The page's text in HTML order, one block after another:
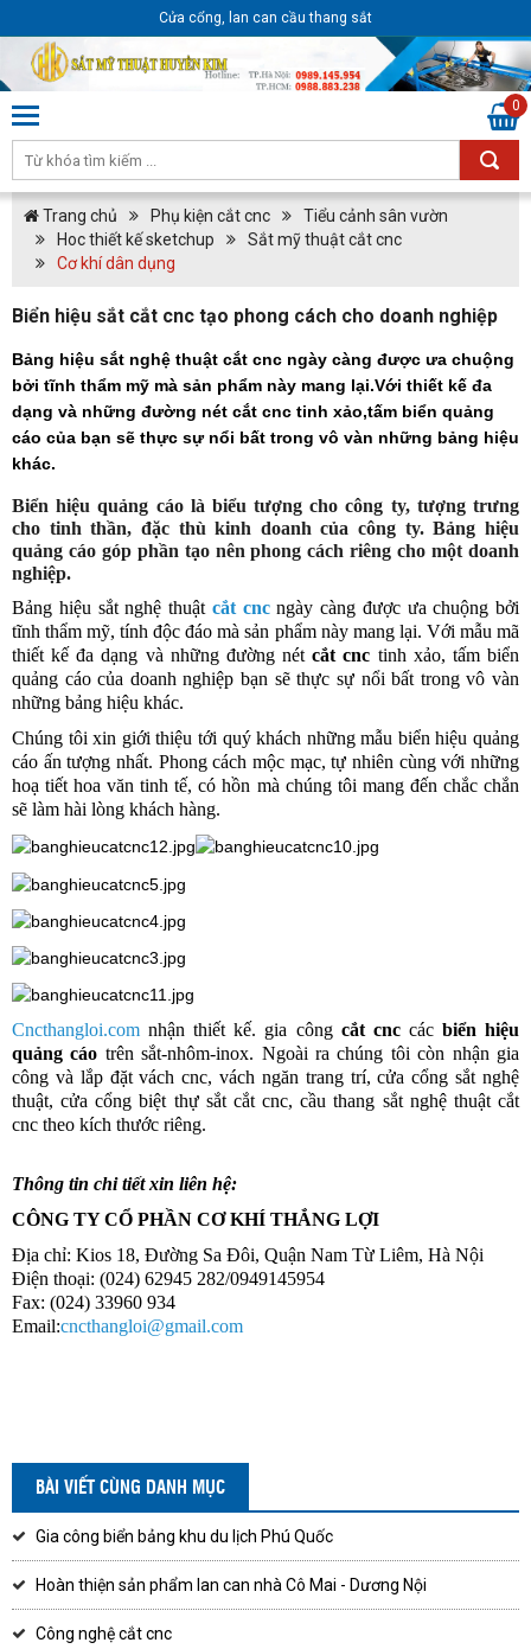
Cửa cổng, lan can cầu thang sắt
0
Trang chủ Phụ kiện cắt cnc
Tiểu cảnh sân vườn
Hoc thiết kế sketchup
Sắt mỹ thuật cắt cnc
Cơ khí dân dụng
Biển hiệu sắt cắt cnc tạo phong cách cho doanh nghiệp
Bảng hiệu sắt nghệ thuật cắt cnc ngày càng được ưa chuộng
bởi tĩnh thẩm mỹ mà sản phẩm này mang lại.Với thiết kế đa
dạng và những đường nét cắt cnc tinh xảo,tấm biển quảng
cáo của bạn sẽ thực sự nổi bất trong vô vàn những bảng hiệu
khác.
Biển hiệu quảng cáo là biểu tượng cho công ty, tượng trưng
cho tinh thần, đặc thù kinh doanh của công ty. Bảng hiệu
quảng cáo góp phần tạo nên phong cách riêng cho một doanh
nghiệp.
Bảng hiệu sắt nghệ thuật cắt cncngày càng được ưa chuộng bởi
tĩnh thẩm mỹ, tính độc đáo mà sản phẩm này mang lại. Với mẫu mã
thiết kế đa dạng và những đường nétcắt cnc tinh xảo, tấm biển
quảng cáo của doanh nghiệp bạn sẽ thực sự nổi bất trong vô vàn
những bảng hiệu khác.
Chúng tôi xin giới thiệu tới quý khách những mẫu biển hiệu quảng
cáo ấn tượng nhất. Phong cách mộc mạc, tự nhiên cùng với những
hoạ tiết hoa văn tinh tế, có hồn mà chúng tôi mang đến chắc chắn
sẽ làm hài lòng khách hàng.
Cncthangloi.com nhận thiết kế. gia công cắt cnccác biển hiệu
quảng cáo trên sắt-nhôm-inox. Ngoài ra chúng tôi còn nhận gia
công và lắp đặt vách cnc, vách ngăn trang trí, cửa cổng sắt nghệ
thuật, cửa cổng biệt thự sắt cắt cnc, cầu thang sắt nghệ thuật cắt
cnc theo kích thước riêng.
Thông tin chi tiết xin liên hệ:
CÔNG TY CỔ PHẦN CƠ KHÍ THẮNG LỢI
Địa chỉ: Kios 18, Đường Sa Đôi, Quận Nam Từ Liêm, Hà Nội
Điện thoại: (024) 62945 282/0949145954
Fax: (024) 33960 934
Email:cncthangloi@gmail.com
BÀI VIẾT CÙNG DANH MỤC
Gia công biển bảng khu du lịch Phú Quốc
Hoàn thiện sản phẩm lan can nhà Cô Mai - Dương Nội
Công nghệ cắt cnc